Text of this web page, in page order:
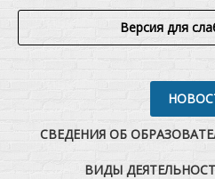
Версия для
СВЕДЕНИЯ ОБ
ВИДЫ